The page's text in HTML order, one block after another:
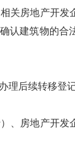
关房地产开
认建筑物的
后续转移登
、房地产开